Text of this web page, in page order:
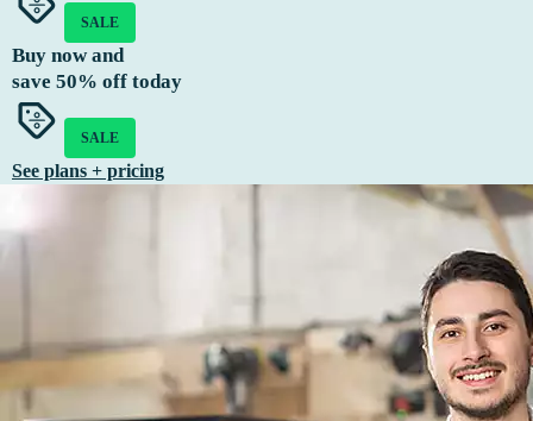
SALE
Buy now and
save 50% off today
SALE
See plans + pricing